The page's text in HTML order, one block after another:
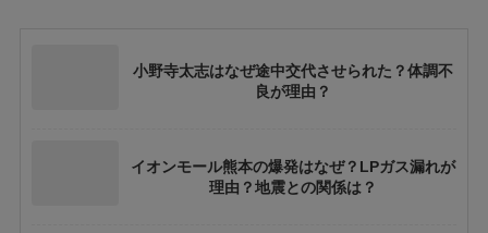
小野寺太志はなぜ途中交代させられた？体調不
良が理由？
イオンモール熊本の爆発はなぜ？LPガス漏れが
理由？地震との関係は？